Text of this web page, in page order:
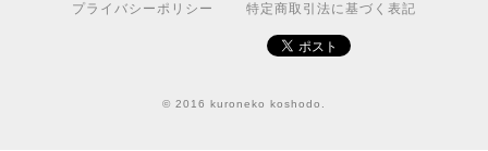
プライバシーポリシー 特定商取引法に基づく表記
© 2016 kuroneko koshodo.